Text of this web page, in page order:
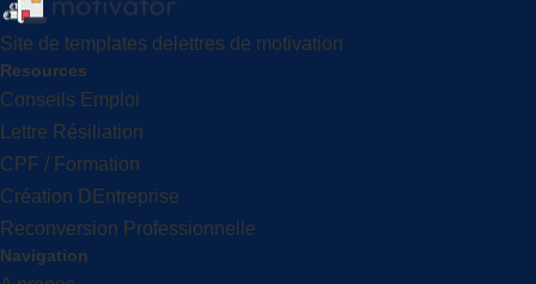
Site de templates delettres de motivation
Resources
Conseils Emploi
Lettre Résiliation
CPF / Formation
Création DEntreprise
Reconversion Professionnelle
Navigation